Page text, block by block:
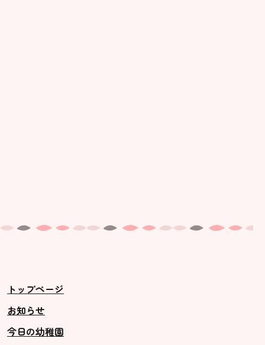
トップページ
お知らせ
今日の幼稚園